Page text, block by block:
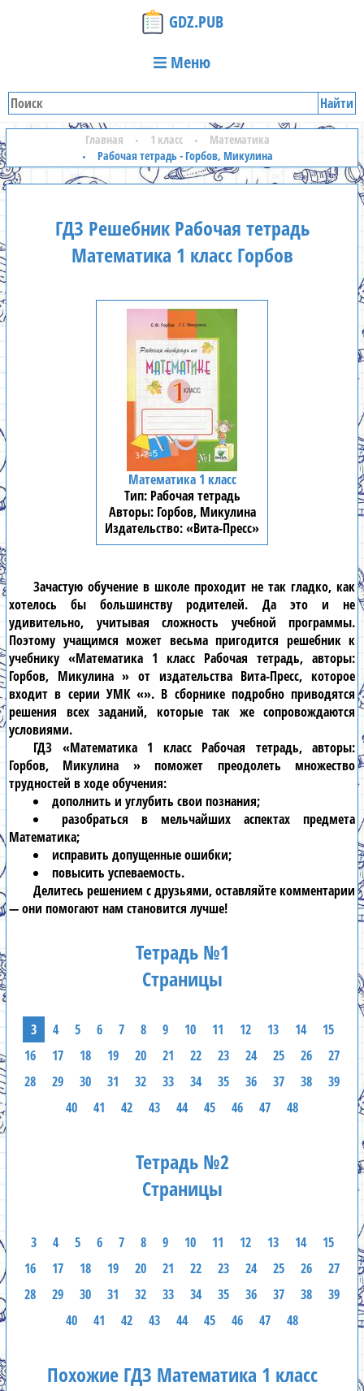
GDZ.PUB
Меню
Найти
Главная 1 класс
Математика
Рабочая тетрадь - Горбов, Микулина
ГДЗ Решебник Рабочая тетрадь
Математика 1 класс Горбов
Математика 1 класс
Рабочая тетрадь
Горбов, Микулина
«Вита-Пресс»
Зачастую обучение в школе проходит не так гладко, как
хотелось бы большинству родителей. Да это и не
удивительно, учитывая сложность учебной программы.
Поэтому учащимся может весьма пригодится решебник к
учебнику «Математика 1 класс Рабочая тетрадь, авторы:
Горбов, Микулина » от издательства Вита-Пресс, которое
входит в серии УМК «». В сборнике подробно приводятся
решения всех заданий, которые так же сопровождаются
условиями.
ГДЗ «Математика 1 класс Рабочая тетрадь, авторы:
Горбов, Микулина » поможет преодолеть множество
трудностей в ходе обучения:
дополнить и углубить свои познания;
разобраться в мельчайших аспектах предмета
Математика;
исправить допущенные ошибки;
повысить успеваемость.
Делитесь решением с друзьями, оставляйте комментарии
— они помогают нам становится лучше!
Тетрадь №1
Страницы
3 4 5 6 7 8 9 10 11 12 13 14
15
16
17 18 19 20 21 22 23 24 25 26
27
28
29 30 31 32 33 34 35 36 37 38
39
40
41 42 43 44 45 46 47 48
Тетрадь №2
Страницы
3 4 5 6 7 8 9 10 11 12 13 14
15
16
17 18 19 20 21 22 23 24 25 26
27
28
29 30 31 32 33 34 35 36 37 38
39
40
41 42 43 44 45 46 47 48
Похожие ГДЗ Математика 1 класс